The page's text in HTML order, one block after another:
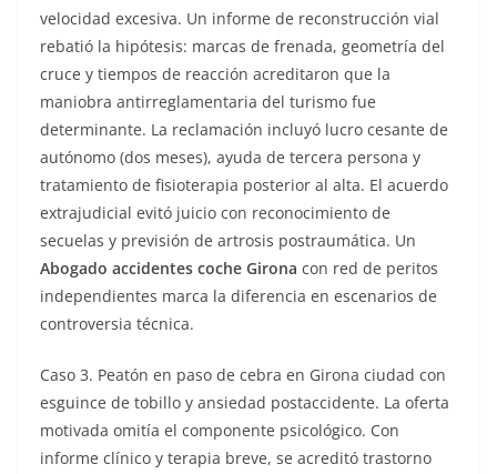
velocidad excesiva. Un informe de reconstrucción vial
rebatió la hipótesis: marcas de frenada, geometría del
cruce y tiempos de reacción acreditaron que la
maniobra antirreglamentaria del turismo fue
determinante. La reclamación incluyó lucro cesante de
autónomo (dos meses), ayuda de tercera persona y
tratamiento de fisioterapia posterior al alta. El acuerdo
extrajudicial evitó juicio con reconocimiento de
secuelas y previsión de artrosis postraumática. Un
Abogado accidentes coche Girona con red de peritos
independientes marca la diferencia en escenarios de
controversia técnica.
Caso 3. Peatón en paso de cebra en Girona ciudad con
esguince de tobillo y ansiedad postaccidente. La oferta
motivada omitía el componente psicológico. Con
informe clínico y terapia breve, se acreditó trastorno